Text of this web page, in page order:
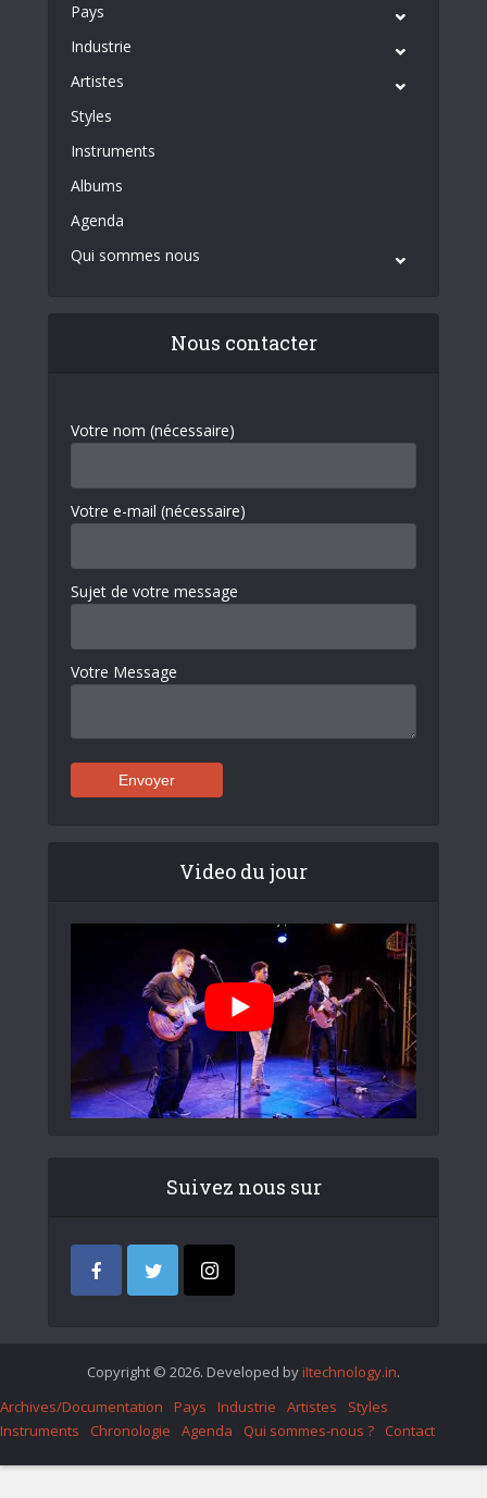
Pays
Industrie
Artistes
Styles
Instruments
Albums
Agenda
Qui sommes nous
Nous contacter
Votre nom (nécessaire)
Votre e-mail (nécessaire)
Sujet de votre message
Votre Message
Video du jour
Suivez nous sur
Copyright © 2026. Developed by iItechnology.in.
Archives/Documentation
Pays Industrie Artistes
Styles
Instruments
Chronologie Agenda Qui sommes-nous ? Contact